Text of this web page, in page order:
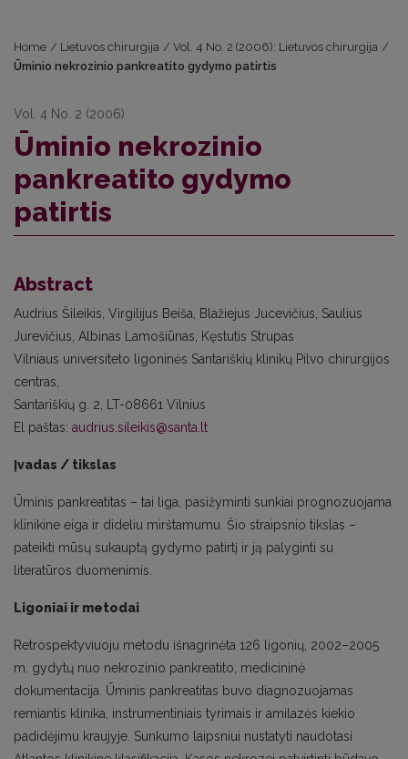
Home / Lietuvos chirurgija / Vol. 4 No. 2 (2006): Lietuvos chirurgija /
Ūminio nekrozinio pankreatito gydymo patirtis
Vol. 4 No. 2 (2006)
Ūminio nekrozinio
pankreatito gydymo
patirtis
Abstract
Audrius Šileikis, Virgilijus Beiša, Blažiejus Jucevičius, Saulius
Jurevičius, Albinas Lamošiūnas, Kęstutis Strupas
Vilniaus universiteto ligoninės Santariškių klinikų Pilvo chirurgijos
centras,
Santariškių g. 2, LT-08661 Vilnius
El paštas: audrius.sileikis@santa.lt
Įvadas / tikslas
Ūminis pankreatitas – tai liga, pasižyminti sunkiai prognozuojama
klinikine eiga ir dideliu mirštamumu. Šio straipsnio tikslas –
pateikti mūsų sukauptą gydymo patirtį ir ją palyginti su
literatūros duomenimis.
Ligoniai ir metodai
Retrospektyviuoju metodu išnagrinėta 126 ligonių, 2002–2005
m. gydytų nuo nekrozinio pankreatito, medicininė
dokumentacija. Ūminis pankreatitas buvo diagnozuojamas
remiantis klinika, instrumentiniais tyrimais ir amilazės kiekio
padidėjimu kraujyje. Sunkumo laipsniui nustatyti naudotasi